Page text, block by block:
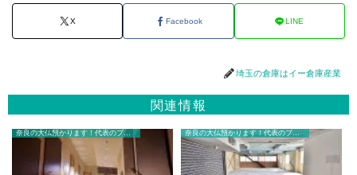
X Facebook LINE
埼玉の倉庫はイー倉庫産業
関連情報
奈良の大仏預かります！代表のブログ 奈良の大仏預かります！代表のブログ